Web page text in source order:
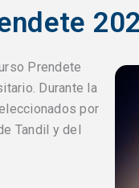
Prendete
Durante la
por
Tandil y del